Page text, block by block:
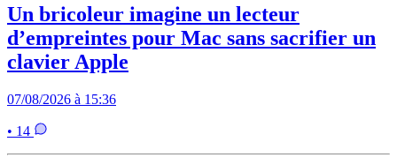
Un bricoleur imagine un lecteur
d’empreintes pour Mac sans sacrifier un
clavier Apple
07/08/2026 à 15:36
• 14